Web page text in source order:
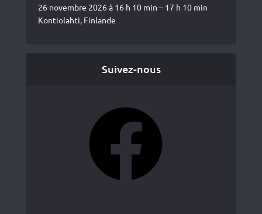
26 novembre 2026 à 16 h 10 min – 17 h 10 min
Kontiolahti, Finlande
Suivez-nous